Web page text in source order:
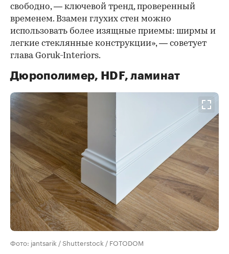
свободно, — ключевой тренд, проверенный
временем. Взамен глухих стен можно
использовать более изящные приемы: ширмы и
легкие стеклянные конструкции», — советует
глава Goruk-Interiors.
Дюрополимер, HDF, ламинат
Фото: jantsarik / Shutterstock / FOTODOM